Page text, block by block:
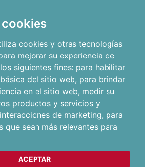
cookies y otras tecnologías
mejorar su experiencia de
siguientes fines: para habilitar
del sitio web, para brindar
en el sitio web, medir su
productos y servicios y
de marketing, para
que sean más relevantes para
ACEPTAR